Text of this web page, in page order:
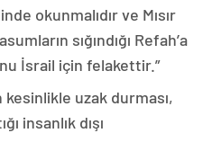
okunmalıdır ve Mısır
sığındığı Refah’a
İsrail için felakettir.”
kesinlikle uzak durması,
insanlık dışı